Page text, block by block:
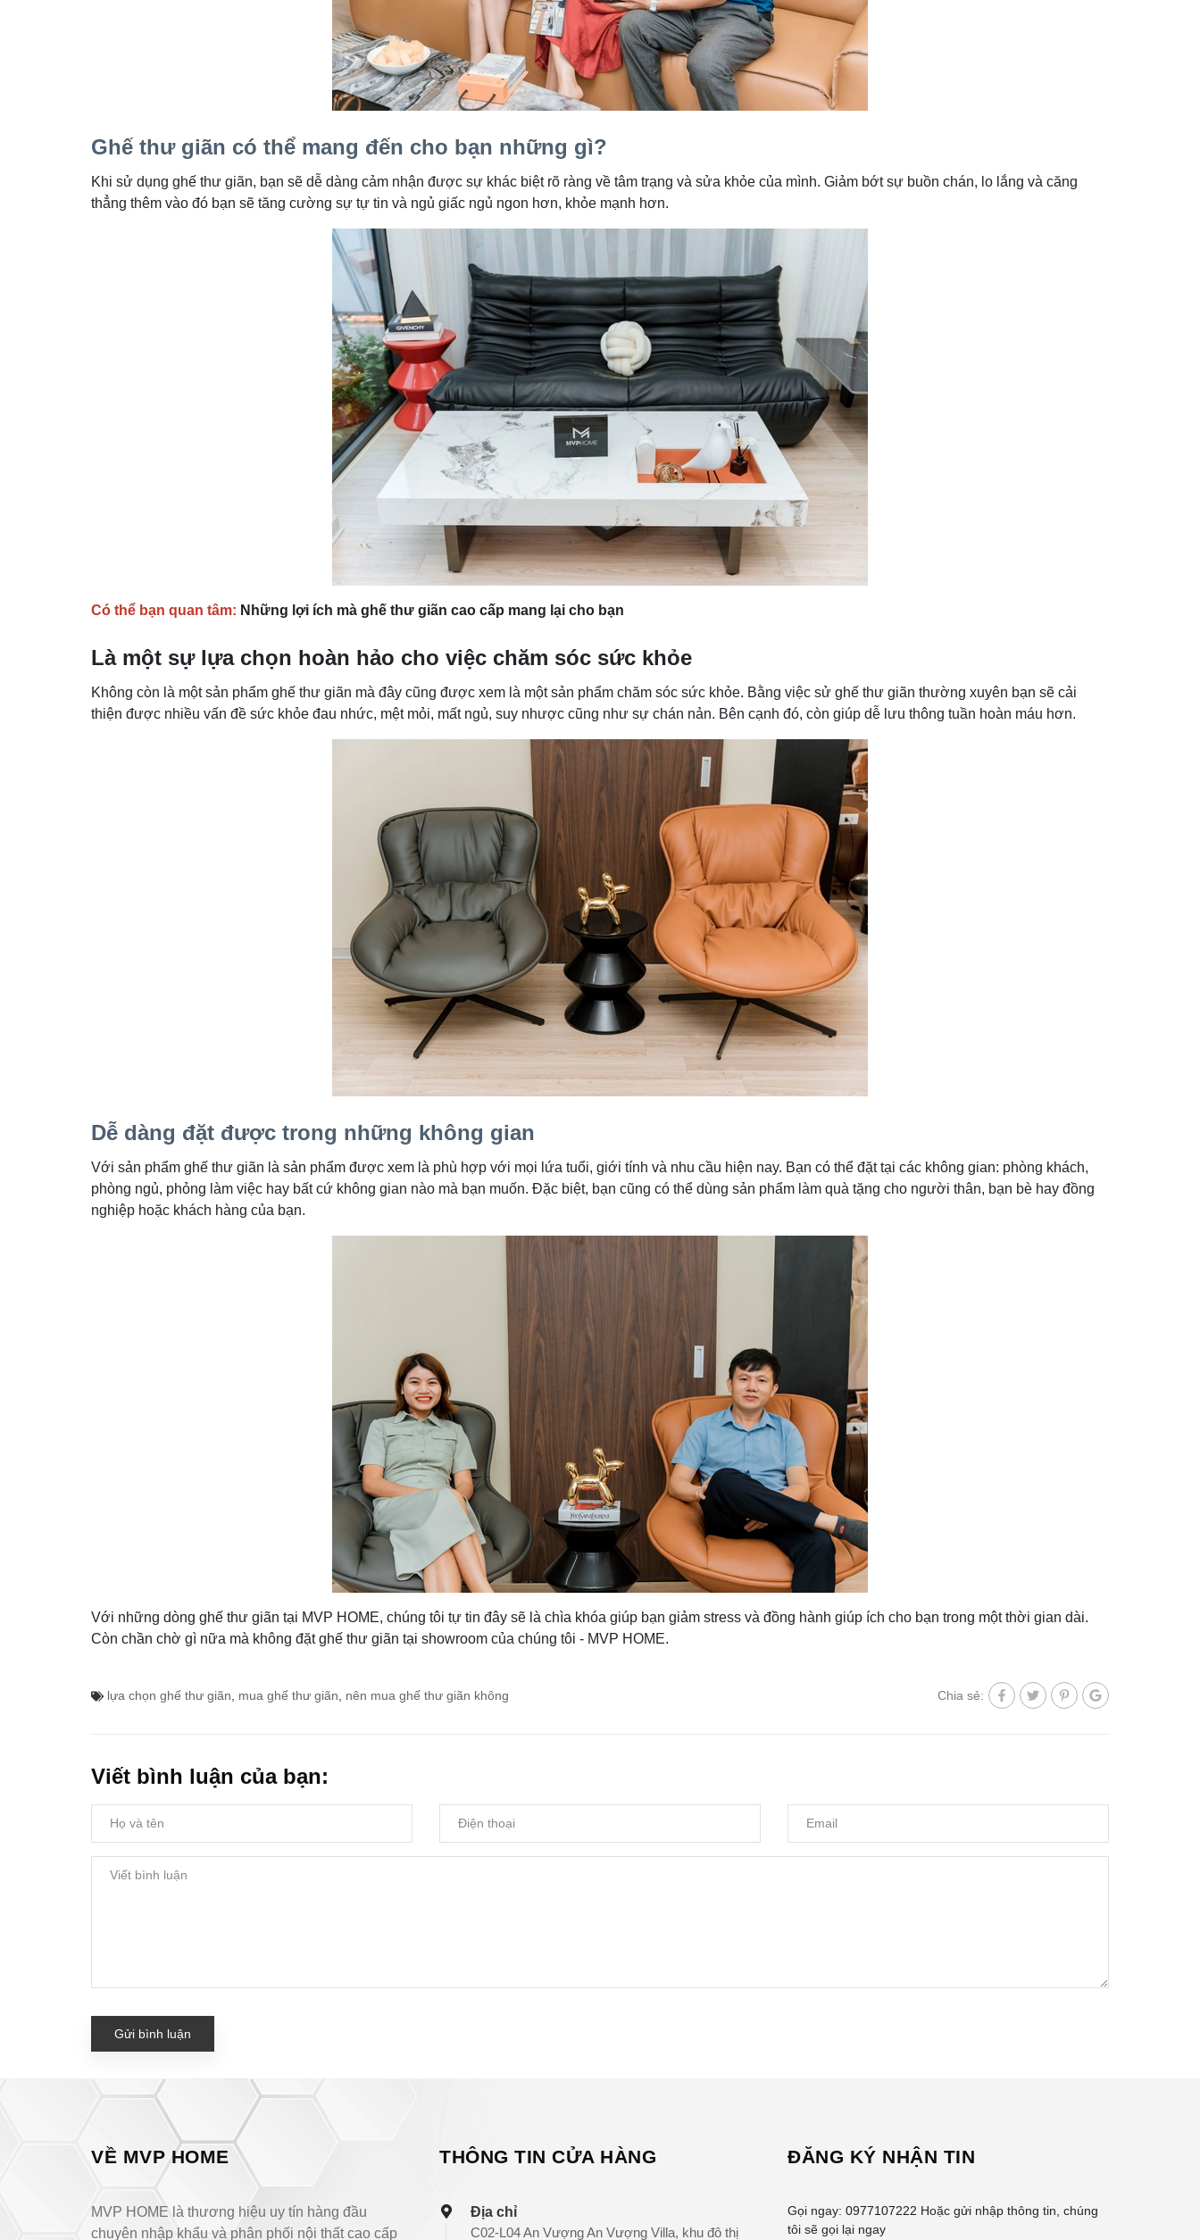
Ghế thư giãn có thể mang đến cho bạn những gì?
Khi sử dụng ghế thư giãn, bạn sẽ dễ dàng cảm nhận được sự khác biệt rõ ràng về tâm trạng và sửa khỏe của mình. Giảm bớt sự buồn chán, lo lắng và căng
thẳng thêm vào đó bạn sẽ tăng cường sự tự tin và ngủ giấc ngủ ngon hơn, khỏe mạnh hơn.
Có thể bạn quan tâm: Những lợi ích mà ghế thư giãn cao cấp mang lại cho bạn
Là một sự lựa chọn hoàn hảo cho việc chăm sóc sức khỏe
Không còn là một sản phẩm ghế thư giãn mà đây cũng được xem là một sản phẩm chăm sóc sức khỏe. Bằng việc sử ghế thư giãn thường xuyên bạn sẽ cải
thiện được nhiều vấn đề sức khỏe đau nhức, mệt mỏi, mất ngủ, suy nhược cũng như sự chán nản. Bên cạnh đó, còn giúp dễ lưu thông tuần hoàn máu hơn.
Dễ dàng đặt được trong những không gian
Với sản phẩm ghế thư giãn là sản phẩm được xem là phù hợp với mọi lứa tuổi, giới tính và nhu cầu hiện nay. Bạn có thể đặt tại các không gian: phòng khách,
phòng ngủ, phỏng làm việc hay bất cứ không gian nào mà bạn muốn. Đặc biệt, bạn cũng có thể dùng sản phẩm làm quà tặng cho người thân, bạn bè hay đồng
nghiệp hoặc khách hàng của bạn.
Với những dòng ghế thư giãn tại MVP HOME, chúng tôi tự tin đây sẽ là chìa khóa giúp bạn giảm stress và đồng hành giúp ích cho bạn trong một thời gian dài.
Còn chần chờ gì nữa mà không đặt ghế thư giãn tại showroom của chúng tôi - MVP HOME.
lựa chọn ghế thư giãn mua ghế thư giãn nên mua ghế thư giãn không Chia sẻ:
Viết bình luận của bạn:
Gửi bình luận
VỀ MVP HOME
MVP HOME là thương hiệu uy tín hàng đầu
chuyên nhập khẩu và phân phối nội thất cao cấp
THÔNG TIN CỬA HÀNG
Địa chỉ
C02-L04 An Vượng An Vượng Villa, khu đô thị
ĐĂNG KÝ NHẬN TIN
Gọi ngay: 0977107222 Hoặc gửi nhập thông tin, chúng
tôi sẽ gọi lại ngay